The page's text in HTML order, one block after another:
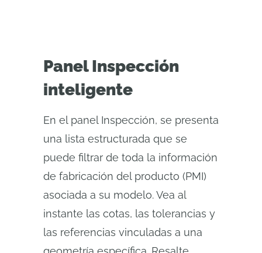
Panel Inspección
inteligente
En el panel Inspección, se presenta
una lista estructurada que se
puede filtrar de toda la información
de fabricación del producto (PMI)
asociada a su modelo. Vea al
instante las cotas, las tolerancias y
las referencias vinculadas a una